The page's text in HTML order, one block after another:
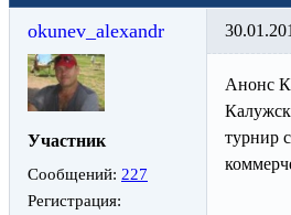
okunev_alexandr
Участник
Сообщений: 227
Регистрация:
Анонс
турнир